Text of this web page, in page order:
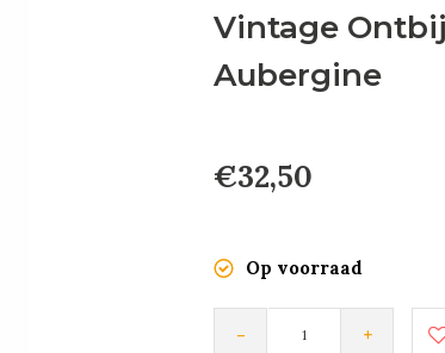
Vintage
Aubergine
€32,50
Op voorraad
- +